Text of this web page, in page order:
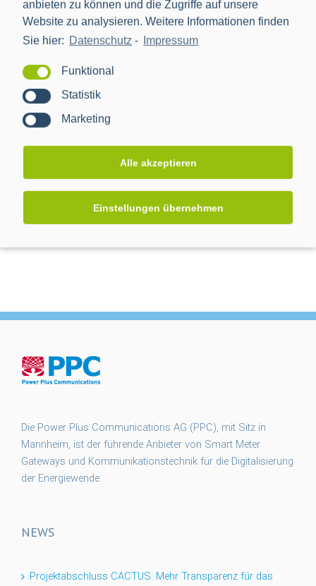
anbieten zu können und die Zugriffe auf unsere
Website zu analysieren. Weitere Informationen finden
Sie hier: Datenschutz - Impressum
Funktional
Statistik
Marketing
Alle akzeptieren
Einstellungen übernehmen
Energiewendentechnology Energiezukunft
energytransition eworld Forschungsprojekt
förderprojekt iMSys
intelligentes Messsystem
nachhaltig netzbeobachtbarkeit
rezertifizierung Rollout
smart meter gateways smgw SMGW Rollout
Die Power Plus Communications AG (PPC), mit Sitz in
Mannheim, ist der führende Anbieter von Smart Meter
Gateways und Kommunikationstechnik für die Digitalisierung
der Energiewende.
NEWS
Projektabschluss CACTUS: Mehr Transparenz für das